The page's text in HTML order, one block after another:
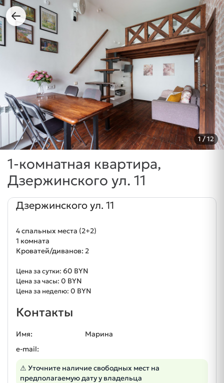
1/ 12
1-комнатная квартира,
Дзержинского ул. 11
Дзержинского ул. 11
4 спальных места (2+2)
1 комната
Кроватей/диванов: 2
Цена за сутки: 60 BYN
Цена за часы: 0 BYN
Цена за неделю: 0 BYN
Контакты
Имя:
Марина
e-mail:
⚠ Уточните наличие свободных мест на
предполагаемую дату у владельца